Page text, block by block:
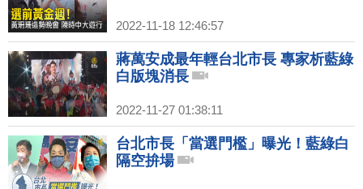
2022-11-18 12:46:57
蔣萬安成最年輕台北市長 專家析藍綠
白版塊消長
2022-11-27 01:38:11
台北市長「當選門檻」曝光！藍綠白
隔空拚場